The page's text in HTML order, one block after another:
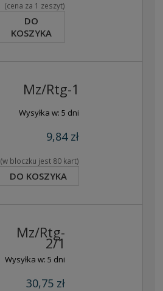
(cena za 1 zeszyt)
DO
KOSZYKA
Mz/Rtg-1
Wysyłka w: 5 dni
9,84 zł
(w bloczku jest 80 kart)
DO KOSZYKA
Mz/Rtg-
2/1
Wysyłka w: 5 dni
30,75 zł